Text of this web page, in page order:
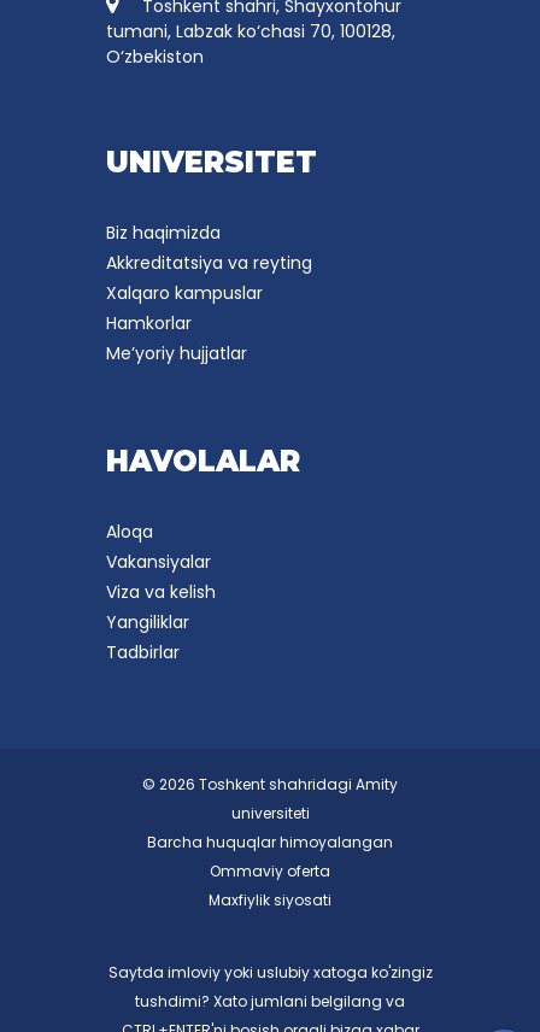
Toshkent shahri, Shayxontohur
tumani, Labzak ko‘chasi 70, 100128,
O‘zbekiston
UNIVERSITET
Biz haqimizda
Akkreditatsiya va reyting
Xalqaro kampuslar
Hamkorlar
Me’yoriy hujjatlar
HAVOLALAR
Aloqa
Vakansiyalar
Viza va kelish
Yangiliklar
Tadbirlar
© 2026 Toshkent shahridagi Amity
universiteti
Barcha huquqlar himoyalangan
Ommaviy oferta
Maxfiylik siyosati
Saytda imloviy yoki uslubiy xatoga ko'zingiz
tushdimi? Xato jumlani belgilang va